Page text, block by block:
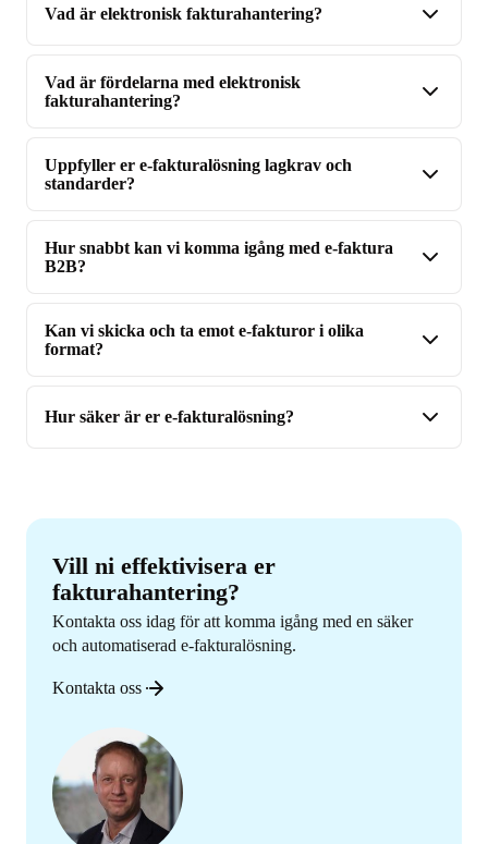
Vad är elektronisk fakturahantering?
Vad är fördelarna med elektronisk
fakturahantering?
Uppfyller er e-fakturalösning lagkrav och
standarder?
Hur snabbt kan vi komma igång med e-faktura
B2B?
Kan vi skicka och ta emot e-fakturor i olika
format?
Hur säker är er e-fakturalösning?
Vill ni effektivisera er
fakturahantering?
Kontakta oss idag för att komma igång med en säker
och automatiserad e-fakturalösning.
Kontakta oss